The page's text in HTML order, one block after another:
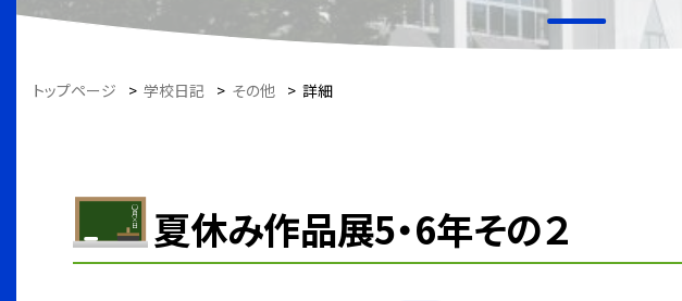
トップページ > 学校日記 > その他 > 詳細
夏休み作品展5・6年その２